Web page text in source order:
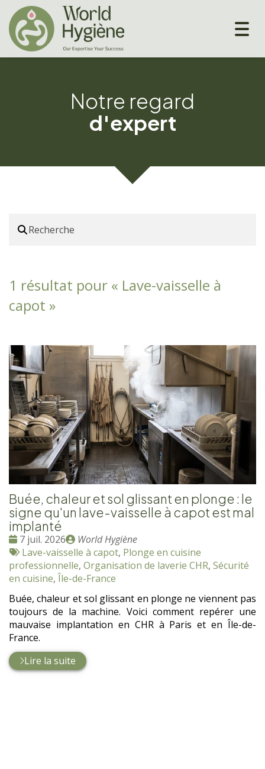
Notre regard
d'expert
1 résultat pour « Lave-vaisselle à
capot »
Buée, chaleur et sol glissant en plonge : le
signe qu'un lave-vaisselle à capot est mal
implanté
Date
:
7 juil. 2026
Publié
par
World Hygiène
Tags
:
Lave-vaisselle à capot, Plonge en cuisine
professionnelle, Organisation de laverie CHR, Sécurité
en cuisine, Île-de-France
Buée, chaleur et sol glissant en plonge ne viennent pas
toujours de la machine. Voici comment repérer une
mauvaise implantation en CHR à Paris et en Île-de-
France.
Lire la suite